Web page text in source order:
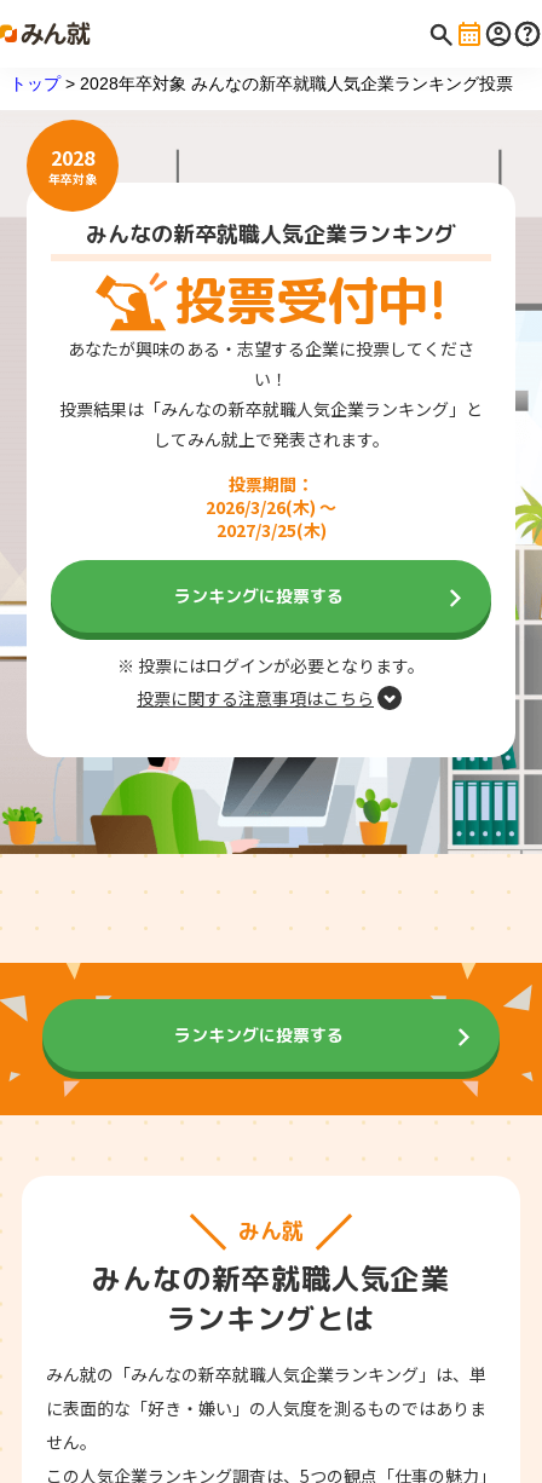
トップ> 2028年卒対象 みんなの新卒就職人気企業ランキング投票
みんなの新卒就職人気企業ランキング
投票受付中!
2028
年卒対象
あなたが興味のある・志望する企業に投票してくださ
い！
投票結果は「みんなの新卒就職人気企業ランキング」と
してみん就上で発表されます。
投票期間：
2026/3/26(木) ～
2027/3/25(木)
ランキングに投票する
※ 投票にはログインが必要となります。
投票に関する注意事項はこちら
ランキングに投票する
みん就
みんなの新卒就職人気企業
ランキングとは
みん就の「みんなの新卒就職人気企業ランキング」は、単
に表面的な「好き・嫌い」の人気度を測るものではありま
せん。
この人気企業ランキング調査は、5つの観点「仕事の魅力」